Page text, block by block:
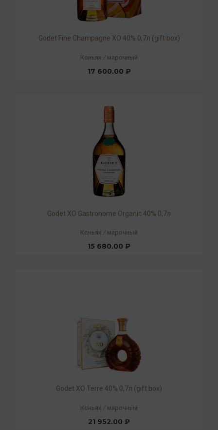
Godet Fine Champagne ХO 40% 0,7л (gift box)
Коньяк / марочный
17 600.00 ₽
Godet ХO Gastronome Organic 40% 0,7л
Коньяк / марочный
15 680.00 ₽
Godet XO Terre 40% 0,7л (gift box)
Коньяк / марочный
21 952.00 ₽